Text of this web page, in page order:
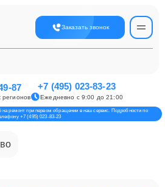
Заказать звонок
87 +7 (495) 023-83-23
Ежедневно с 9:00 до 21:00
на ремонт при первом обращении в наш сервис. Подробности по
+7 (495) 023-83-23